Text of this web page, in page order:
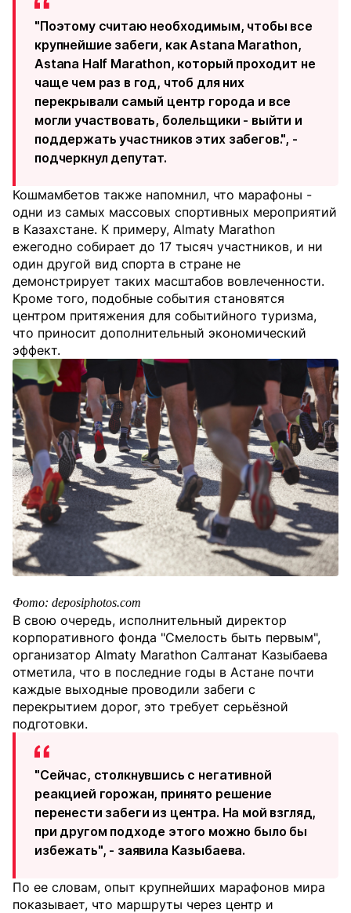
"Поэтому считаю необходимым, чтобы все
крупнейшие забеги, как Astana Marathon,
Astana Half Marathon, который проходит не
чаще чем раз в год, чтоб для них
перекрывали самый центр города и все
могли участвовать, болельщики - выйти и
поддержать участников этих забегов.", -
подчеркнул депутат.
Кошмамбетов также напомнил, что марафоны -
одни из самых массовых спортивных мероприятий
в Казахстане. К примеру, Almaty Marathon
ежегодно собирает до 17 тысяч участников, и ни
один другой вид спорта в стране не
демонстрирует таких масштабов вовлеченности.
Кроме того, подобные события становятся
центром притяжения для событийного туризма,
что приносит дополнительный экономический
эффект.
Фото: deposiphotos.com
В свою очередь, исполнительный директор
корпоративного фонда "Смелость быть первым",
организатор Almaty Marathon Салтанат Казыбаева
отметила, что в последние годы в Астане почти
каждые выходные проводили забеги с
перекрытием дорог, это требует серьёзной
подготовки.
"Сейчас, столкнувшись с негативной
реакцией горожан, принято решение
перенести забеги из центра. На мой взгляд,
при другом подходе этого можно было бы
избежать", - заявила Казыбаева.
По ее словам, опыт крупнейших марафонов мира
показывает, что маршруты через центр и